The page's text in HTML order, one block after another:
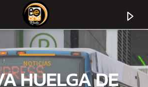
NOTICIAS
HUELGA DE